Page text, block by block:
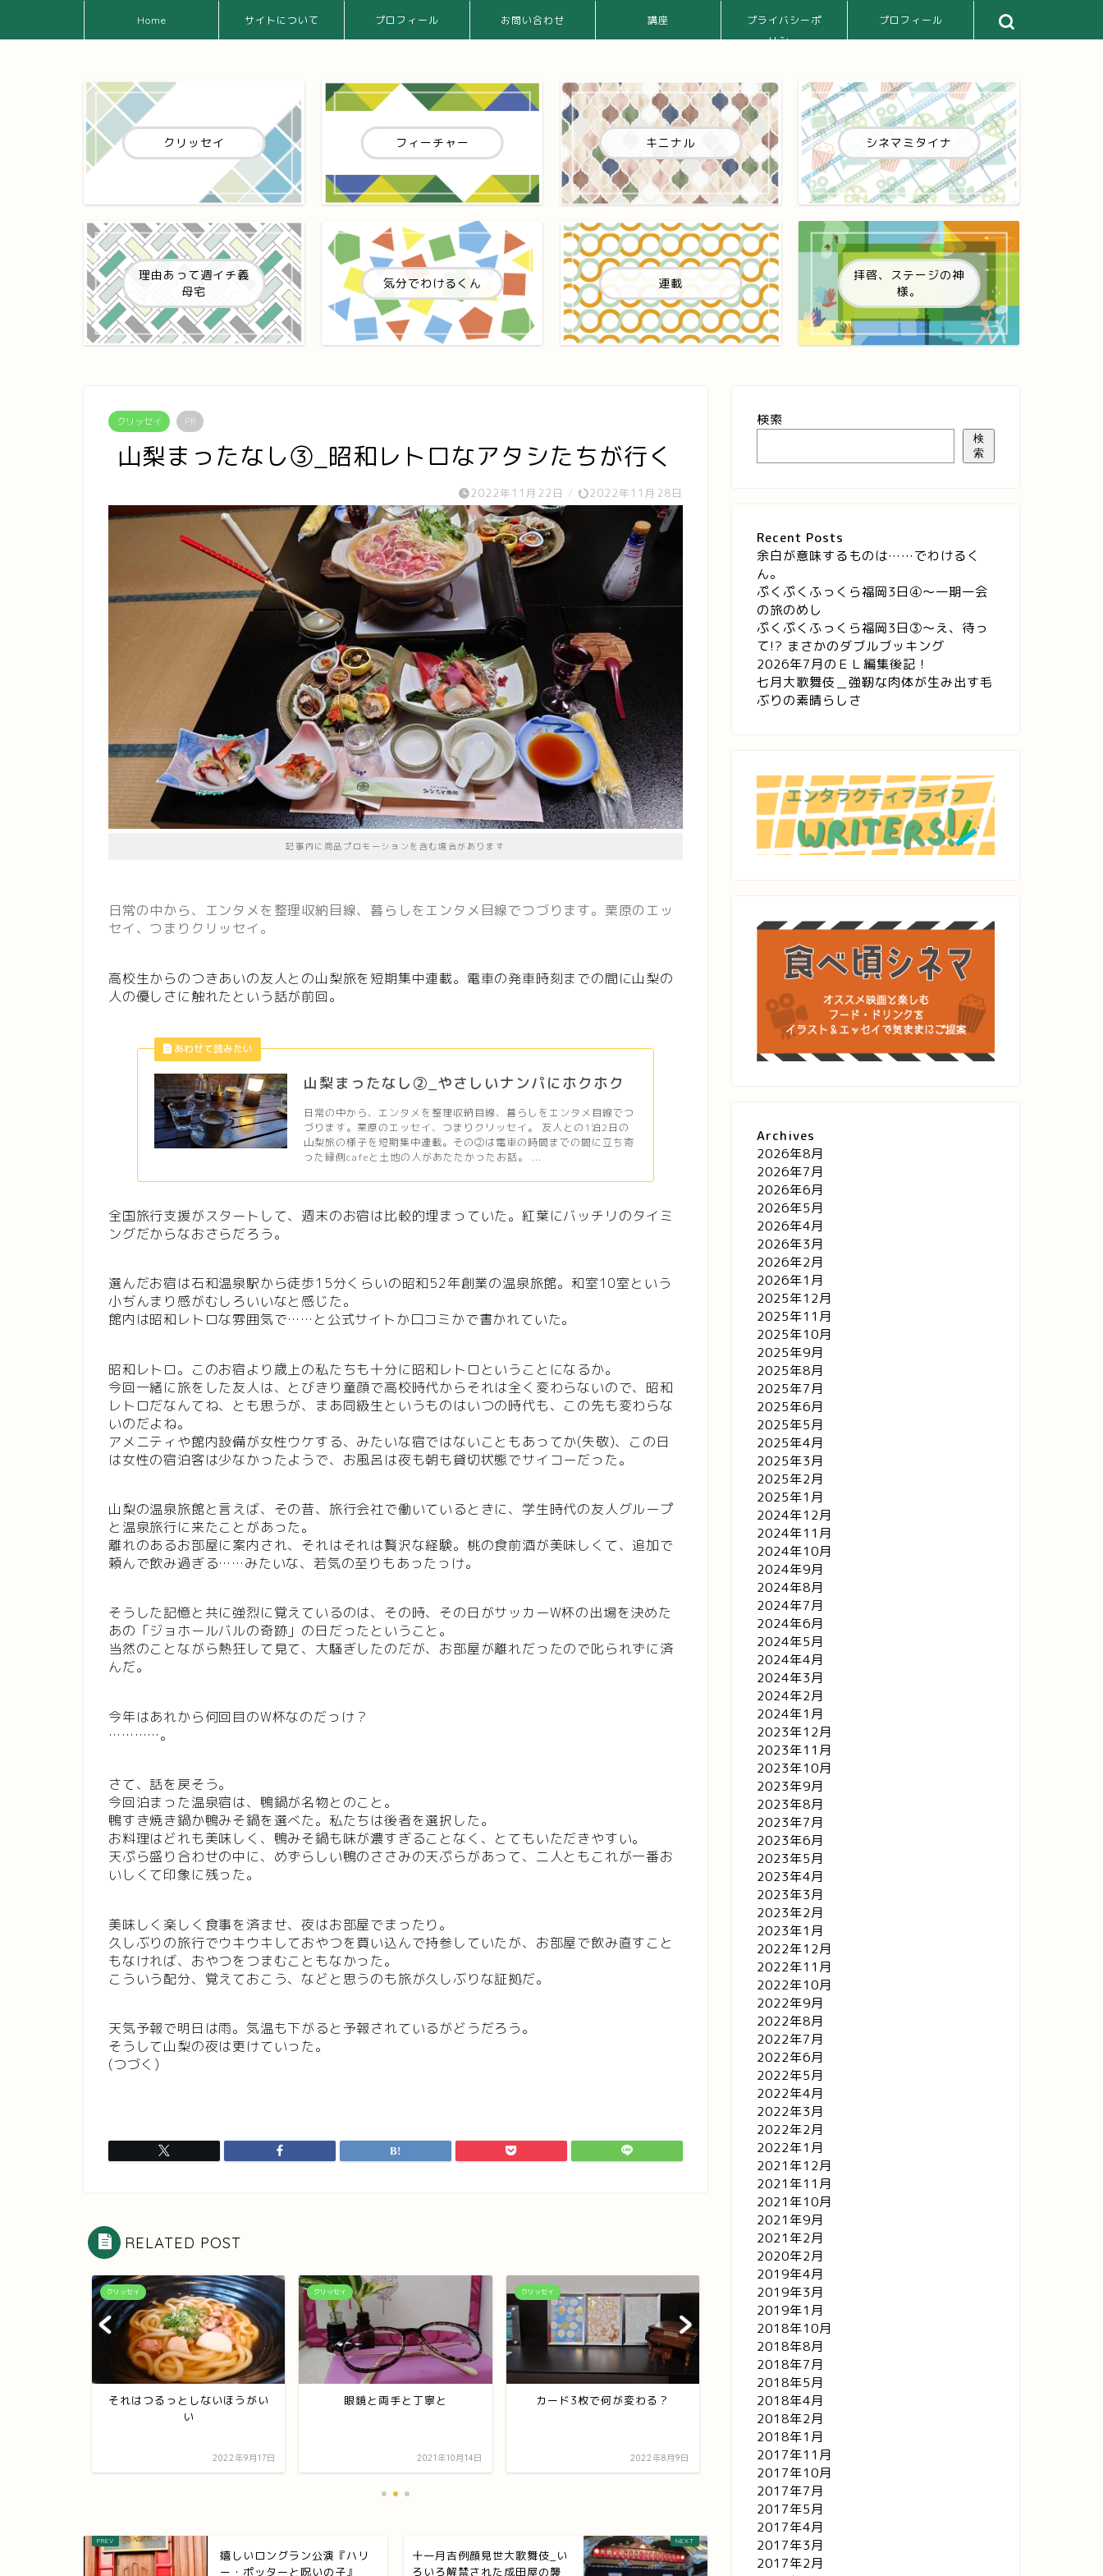
Home サイトについて プロフィール お問い合わせ 講座
プライバシーポ
リシー
プロフィール
クリッセイ フィーチャー キニナル シネマミタイナ
理由あって週イチ義
母宅
気分でわけるくん 連載
拝啓、ステージの神
様。
クリッセイ PR
山梨まったなし③_昭和レトロなアタシたちが行く
2022年11月22日 / 2022年11月28日
記事内に商品プロモーションを含む場合があります
日常の中から、エンタメを整理収納目線、暮らしをエンタメ目線でつづります。栗原のエッ
セイ、つまりクリッセイ。
高校生からのつきあいの友人との山梨旅を短期集中連載。電車の発車時刻までの間に山梨の
人の優しさに触れたという話が前回。
山梨まったなし②_やさしいナンパにホクホク
日常の中から、エンタメを整理収納目線、暮らしをエンタメ目線でつ
づります。栗原のエッセイ、つまりクリッセイ。 友人との1泊2日の
山梨旅の様子を短期集中連載。その②は電車の時間までの間に立ち寄
った縁側cafeと土地の人があたたかったお話。 ...
全国旅行支援がスタートして、週末のお宿は比較的埋まっていた。紅葉にバッチリのタイミ
ングだからなおさらだろう。
選んだお宿は石和温泉駅から徒歩15分くらいの昭和52年創業の温泉旅館。和室10室という
小ぢんまり感がむしろいいなと感じた。
館内は昭和レトロな雰囲気で……と公式サイトか口コミかで書かれていた。
昭和レトロ。このお宿より歳上の私たちも十分に昭和レトロということになるか。
今回一緒に旅をした友人は、とびきり童顔で高校時代からそれは全く変わらないので、昭和
レトロだなんてね、とも思うが、まあ同級生というものはいつの時代も、この先も変わらな
いのだよね。
アメニティや館内設備が女性ウケする、みたいな宿ではないこともあってか(失敬)、この日
は女性の宿泊客は少なかったようで、お風呂は夜も朝も貸切状態でサイコーだった。
山梨の温泉旅館と言えば、その昔、旅行会社で働いているときに、学生時代の友人グループ
と温泉旅行に来たことがあった。
離れのあるお部屋に案内され、それはそれは贅沢な経験。桃の食前酒が美味しくて、追加で
頼んで飲み過ぎる……みたいな、若気の至りもあったっけ。
そうした記憶と共に強烈に覚えているのは、その時、その日がサッカーW杯の出場を決めた
あの「ジョホールバルの奇跡」の日だったということ。
当然のことながら熱狂して見て、大騒ぎしたのだが、お部屋が離れだったので叱られずに済
んだ。
今年はあれから何回目のW杯なのだっけ？
…………。
さて、話を戻そう。
今回泊まった温泉宿は、鴨鍋が名物とのこと。
鴨すき焼き鍋か鴨みそ鍋を選べた。私たちは後者を選択した。
お料理はどれも美味しく、鴨みそ鍋も味が濃すぎることなく、とてもいただきやすい。
天ぷら盛り合わせの中に、めずらしい鴨のささみの天ぷらがあって、二人ともこれが一番お
いしくて印象に残った。
美味しく楽しく食事を済ませ、夜はお部屋でまったり。
久しぶりの旅行でウキウキしておやつを買い込んで持参していたが、お部屋で飲み直すこと
もなければ、おやつをつまむこともなかった。
こういう配分、覚えておこう、などと思うのも旅が久しぶりな証拠だ。
天気予報で明日は雨。気温も下がると予報されているがどうだろう。
そうして山梨の夜は更けていった。
(つづく)
RELATED POST
クリッセイ
それはつるっとしないほうがい
い
2022年9月17日
クリッセイ
眼鏡と両手と丁寧と
2021年10月14日
クリッセイ
カード3枚で何が変わる？
2022年8月9日
クリッセイ
それはつるっとしないほうがい
い
嬉しいロングラン公演『ハリ
ー・ポッターと呪いの子』
十一月吉例顔見世大歌舞伎_い
ろいろ解禁された成田屋の襲
検索
検
索
Recent Posts
余白が意味するものは……でわけるく
ん。
ぷくぷくふっくら福岡3日④～一期一会
の旅のめし
ぷくぷくふっくら福岡3日③～え、待っ
て!? まさかのダブルブッキング
2026年7月のＥＬ編集後記！
七月大歌舞伎＿強靭な肉体が生み出す毛
ぶりの素晴らしさ
Archives
2026年8月
2026年7月
2026年6月
2026年5月
2026年4月
2026年3月
2026年2月
2026年1月
2025年12月
2025年11月
2025年10月
2025年9月
2025年8月
2025年7月
2025年6月
2025年5月
2025年4月
2025年3月
2025年2月
2025年1月
2024年12月
2024年11月
2024年10月
2024年9月
2024年8月
2024年7月
2024年6月
2024年5月
2024年4月
2024年3月
2024年2月
2024年1月
2023年12月
2023年11月
2023年10月
2023年9月
2023年8月
2023年7月
2023年6月
2023年5月
2023年4月
2023年3月
2023年2月
2023年1月
2022年12月
2022年11月
2022年10月
2022年9月
2022年8月
2022年7月
2022年6月
2022年5月
2022年4月
2022年3月
2022年2月
2022年1月
2021年12月
2021年11月
2021年10月
2021年9月
2021年2月
2020年2月
2019年4月
2019年3月
2019年1月
2018年10月
2018年8月
2018年7月
2018年5月
2018年4月
2018年2月
2018年1月
2017年11月
2017年10月
2017年7月
2017年5月
2017年4月
2017年3月
2017年2月